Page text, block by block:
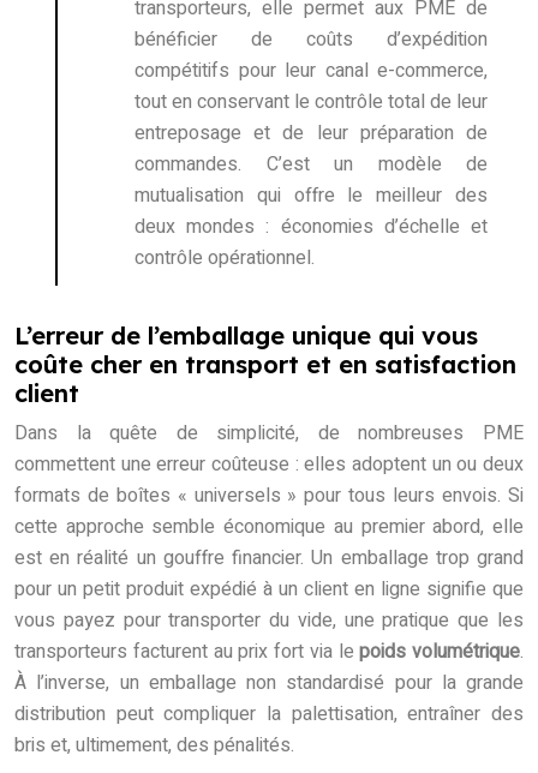
transporteurs, elle permet aux PME de
bénéficier de coûts d’expédition
compétitifs pour leur canal e-commerce,
tout en conservant le contrôle total de leur
entreposage et de leur préparation de
commandes. C’est un modèle de
mutualisation qui offre le meilleur des
deux mondes : économies d’échelle et
contrôle opérationnel.
L’erreur de l’emballage unique qui vous
coûte cher en transport et en satisfaction
client
Dans la quête de simplicité, de nombreuses PME
commettent une erreur coûteuse : elles adoptent un ou deux
formats de boîtes « universels » pour tous leurs envois. Si
cette approche semble économique au premier abord, elle
est en réalité un gouffre financier. Un emballage trop grand
pour un petit produit expédié à un client en ligne signifie que
vous payez pour transporter du vide, une pratique que les
transporteurs facturent au prix fort via lepoids volumétrique.
À l’inverse, un emballage non standardisé pour la grande
distribution peut compliquer la palettisation, entraîner des
bris et, ultimement, des pénalités.